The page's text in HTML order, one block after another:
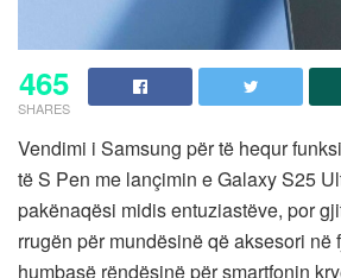
465
SHARES
Vendimi i Samsung për të hequr
të S Pen me lançimin e Galaxy S25
pakënaqësi midis entuziastëve, por
rrugën për mundësinë që aksesori në
humbasë rëndësinë për smartfonin